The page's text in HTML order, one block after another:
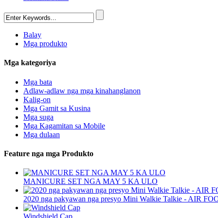
Balay
Mga produkto
Mga kategoriya
Mga bata
Adlaw-adlaw nga mga kinahanglanon
Kalig-on
Mga Gamit sa Kusina
Mga suga
Mga Kagamitan sa Mobile
Mga dulaan
Feature nga mga Produkto
MANICURE SET NGA MAY 5 KA ULO
2020 nga pakyawan nga presyo Mini Walkie Talkie - AIR
Windshield Cap